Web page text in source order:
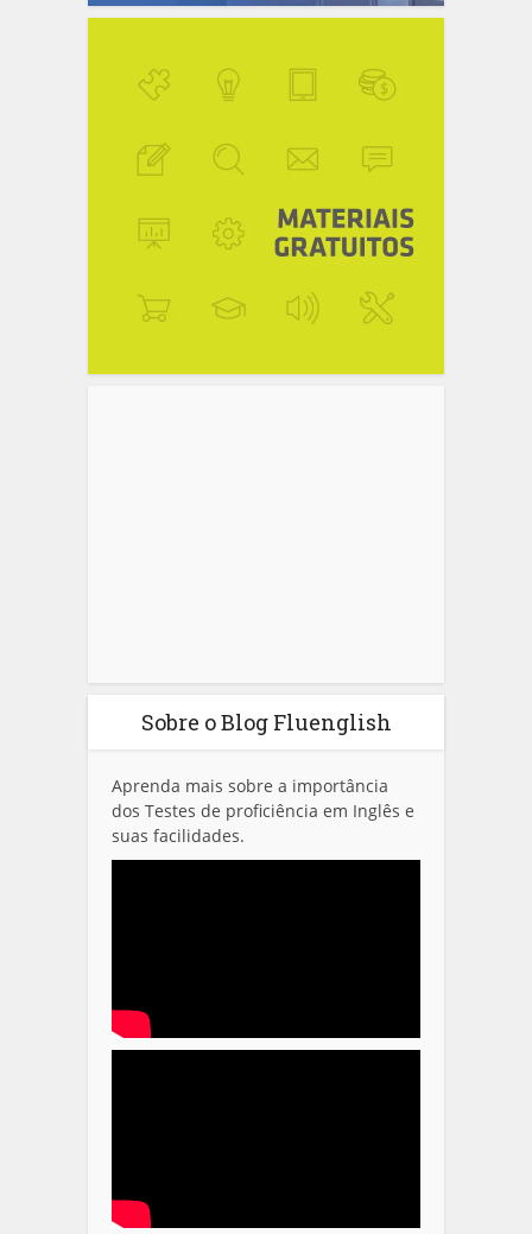
Sobre o Blog Fluenglish
Aprenda mais sobre a importância
dos Testes de proficiência em Inglês e
suas facilidades.